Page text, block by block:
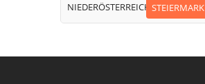
NIEDERÖSTERREICH STEIERMARK